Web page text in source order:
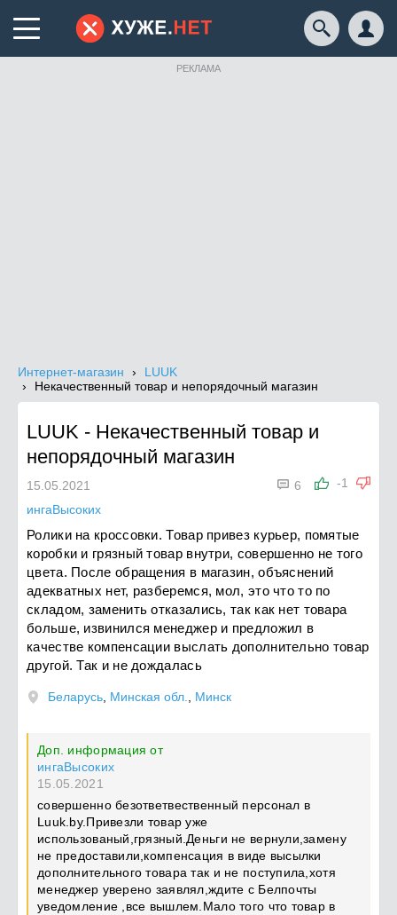
РЕКЛАМА
Интернет-магазин
LUUK
Некачественный товар и непорядочный магазин
LUUK - Некачественный товар и
непорядочный магазин
-1
 6
15.05.2021
ингаВысоких
Ролики на кроссовки. Товар привез курьер, помятые
коробки и грязный товар внутри, совершенно не того
цвета. После обращения в магазин, объяснений
адекватных нет, разберемся, мол, это что то по
складом, заменить отказались, так как нет товара
больше, извинился менеджер и предложил в
качестве компенсации выслать дополнительно товар
другой. Так и не дождалась
Беларусь Минская обл. Минск
Доп. информация от
ингаВысоких
15.05.2021
совершенно безответвественный персонал в
Luuk.by.Привезли товар уже
использованый,грязный.Деньги не вернули,замену
не предоставили,компенсация в виде высылки
дополнительного товара так и не поступила,хотя
менеджер уверено заявлял,ждите с Белпочты
уведомление ,все вышлем.Мало того что товар в